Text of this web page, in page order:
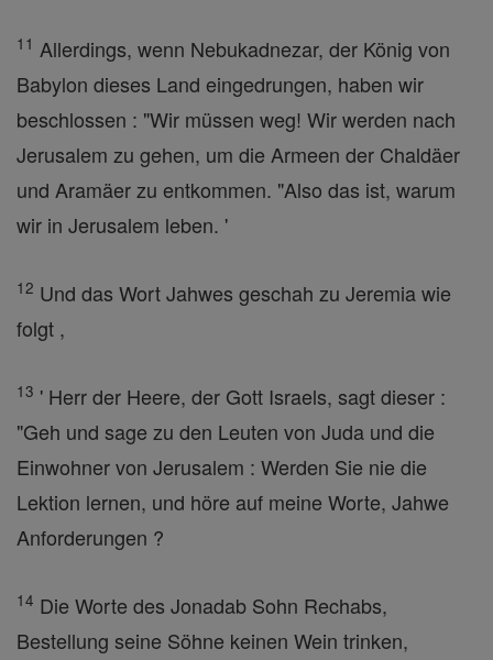
11 Allerdings, wenn Nebukadnezar, der König von
Babylon dieses Land eingedrungen, haben wir
beschlossen : "Wir müssen weg! Wir werden nach
Jerusalem zu gehen, um die Armeen der Chaldäer
und Aramäer zu entkommen. "Also das ist, warum
wir in Jerusalem leben. '
12 Und das Wort Jahwes geschah zu Jeremia wie
folgt ,
13 ' Herr der Heere, der Gott Israels, sagt dieser :
"Geh und sage zu den Leuten von Juda und die
Einwohner von Jerusalem : Werden Sie nie die
Lektion lernen, und höre auf meine Worte, Jahwe
Anforderungen ?
14 Die Worte des Jonadab Sohn Rechabs,
Bestellung seine Söhne keinen Wein trinken,